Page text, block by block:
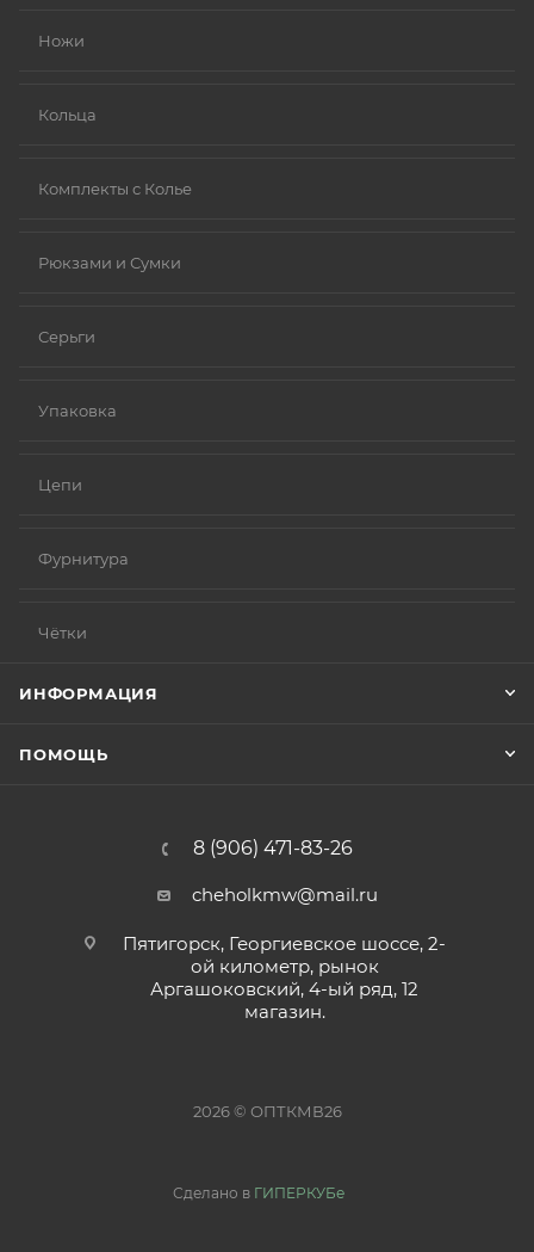
Ножи
Кольца
Комплекты с Колье
Рюкзами и Сумки
Серьги
Упаковка
Цепи
Фурнитура
Чётки
ИНФОРМАЦИЯ
ПОМОЩЬ
8 (906) 471-83-26
cheholkmw@mail.ru
Пятигорск, Георгиевское шоссе, 2-
ой километр, рынок
Аргашоковский, 4-ый ряд, 12
магазин.
2026 © ОПТКМВ26
Сделано в ГИПЕРКУБе